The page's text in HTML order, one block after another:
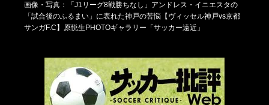
画像・写真：「J1リーグ8戦勝ちなし」アンドレス・イニエスタの
「試合後のふるまい」に表れた神戸の苦悩【ヴィッセル神戸vs京都
サンガF.C】原悦生PHOTOギャラリー「サッカー遠近」